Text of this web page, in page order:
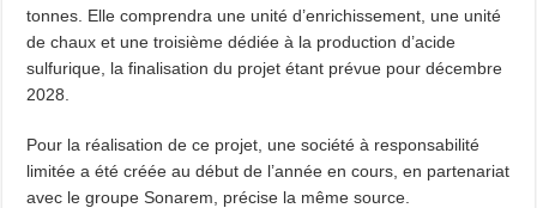
tonnes. Elle comprendra une unité d’enrichissement, une unité
de chaux et une troisième dédiée à la production d’acide
sulfurique, la finalisation du projet étant prévue pour décembre
2028.
Pour la réalisation de ce projet, une société à responsabilité
limitée a été créée au début de l’année en cours, en partenariat
avec le groupe Sonarem, précise la même source.